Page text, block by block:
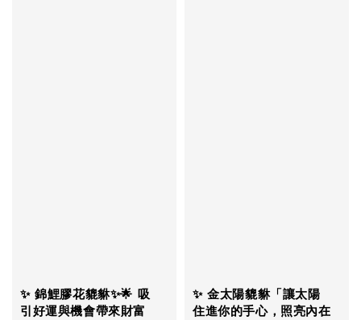
✨ 錦鯉膠花貔貅✨🌟 吸
引好運與機會帶來財富
✨ 金太陽貔貅「讓太陽
住進你的手心，照亮內在